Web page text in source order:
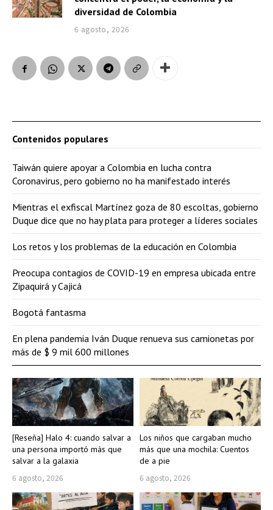
diversidad de Colombia
6 agosto, 2026
[Reseña] Halo 4: cuando salvar a
una persona importó más que
salvar a la galaxia
6 agosto, 2026
Los niños que cargaban mucho
más que una mochila: Cuentos
de a pie
6 agosto, 2026
Contenidos populares
Taiwán quiere apoyar a Colombia en lucha contra
Coronavirus, pero gobierno no ha manifestado interés
Mientras el exfiscal Martínez goza de 80 escoltas, gobierno
Duque dice que no hay plata para proteger a líderes sociales
Los retos y los problemas de la educación en Colombia
Preocupa contagios de COVID-19 en empresa ubicada entre
Zipaquirá y Cajicá
Bogotá fantasma
En plena pandemia Iván Duque renueva sus camionetas por
más de $ 9 mil 600 millones